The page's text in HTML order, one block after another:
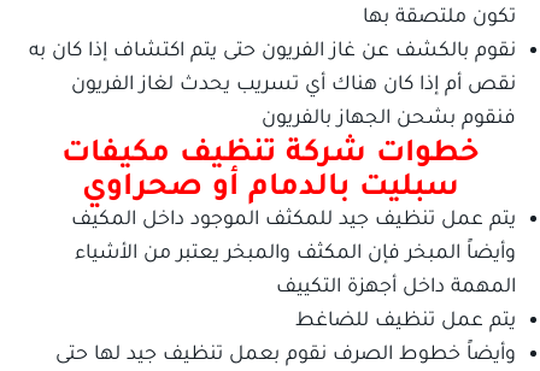
تكون ملتصقة بها
نقوم بالكشف عن غاز الفريون حتى يتم اكتشاف إذا كان به
نقص أم إذا كان هناك أي تسريب يحدث لغاز الفريون
فنقوم بشحن الجهاز بالفريون
خطوات شركة تنظيف مكيفات
سبليت بالدمام أو صحراوي
يتم عمل تنظيف جيد للمكثف الموجود داخل المكيف
وأيضاً المبخر فإن المكثف والمبخر يعتبر من الأشياء
المهمة داخل أجهزة التكييف
يتم عمل تنظيف للضاغط
وأيضاً خطوط الصرف نقوم بعمل تنظيف جيد لها حتى